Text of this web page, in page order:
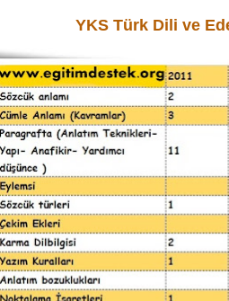
YKS Türk Dili ve